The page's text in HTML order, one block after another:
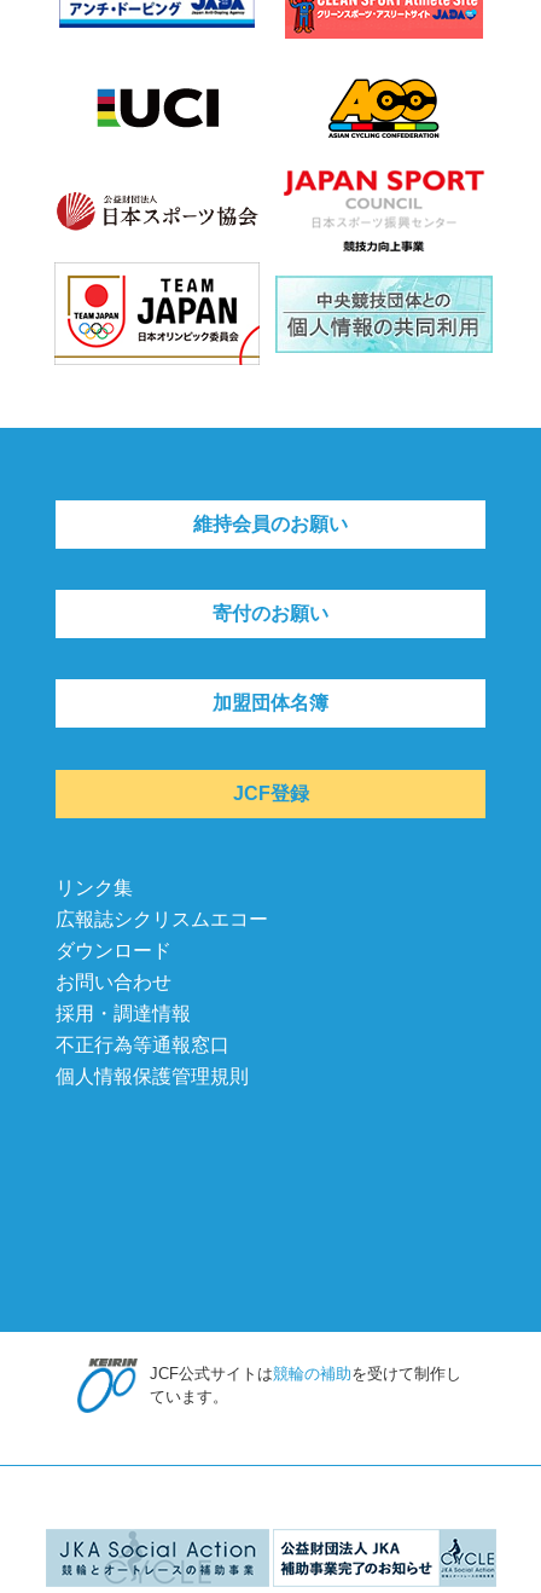
維持会員のお願い
寄付のお願い
加盟団体名簿
JCF登録
リンク集
広報誌シクリスムエコー
ダウンロード
お問い合わせ
採用・調達情報
不正行為等通報窓口
個人情報保護管理規則
JCF公式サイトは競輪の補助を受けて制作し
ています。